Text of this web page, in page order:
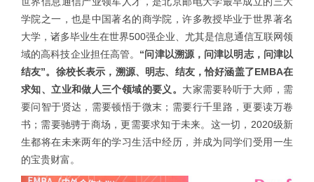
学院之一，也是中国著名的商学院，许多教授毕业于世界著名
大学，诸多毕业生在世界500强企业、尤其是信息通信互联网领
域的高科技企业担任高管。 “问津以溯源，问津以明志，问津以
结友”。徐校长表示，溯源、明志、结友，恰好涵盖了EMBA在
求知、立业和做人三个领域的要义。 大家需要聆听于大师，需
要问智于贤达，需要顿悟于微末；需要行千里路，更要读万卷
书；需要驰骋于商场，更需要求知于未来。这一切，2020级新
生都将在未来两年的学习生活中经历，并成为同学们受用一生
的宝贵财富。